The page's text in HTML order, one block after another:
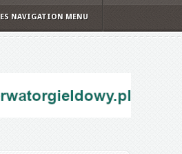
NAVIGATION MENU